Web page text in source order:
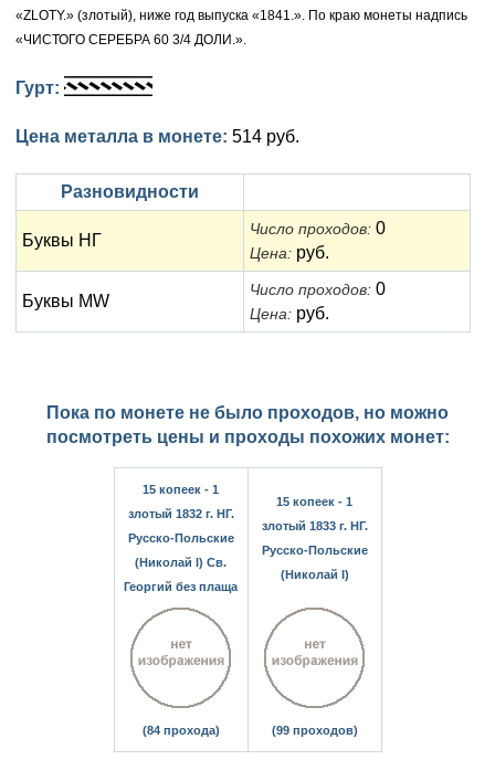
Таврические монеты
Для Пруссии
Ливонезы
Екатерина I (1725-1727)
Медь
«ZLOTY.» (злотый), ниже год выпуска «1841.». По краю монеты надпись
«ЧИСТОГО СЕРЕБРА 60 3/4 ДОЛИ.».
Гурт:
Цена металла в монете: 514 руб.
Разновидности
Буквы НГ
Число проходов: 0
Цена: руб.
Буквы MW
Число проходов: 0
Цена: руб.
Пока по монете не было проходов, но можно
посмотреть цены и проходы похожих монет:
15 копеек - 1
злотый 1832 г. НГ.
Русско-Польские
(Николай I) Св.
Георгий без плаща
(84 прохода)
15 копеек - 1
злотый 1833 г. НГ.
Русско-Польские
(Николай I)
(99 проходов)